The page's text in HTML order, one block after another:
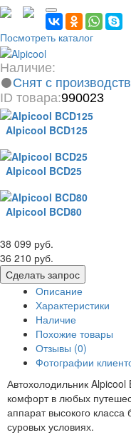
Посмотреть каталог
Наличие:
Снят с
ID товара:990023
Alpicool BCD125
Alpicool BCD25
Alpicool BCD80
38 099 руб.
36 210 руб.
Сделать запрос
Описание
Характеристики
Наличие
Похожие товары
Отзывы (0)
Фотографии
Автохолодильник
комфорт в любых
аппарат высокого
суровых условиях.